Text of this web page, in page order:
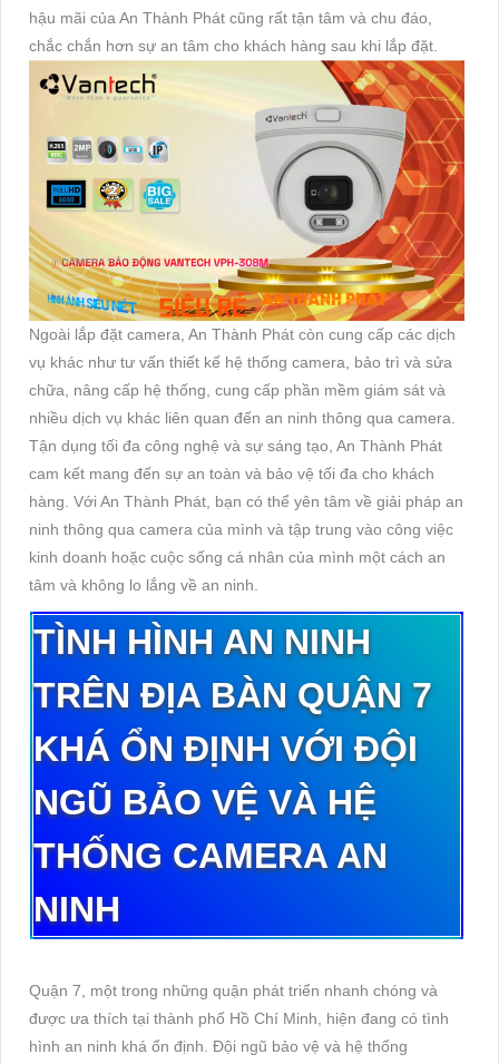
hậu mãi của An Thành Phát cũng rất tận tâm và chu đáo,
chắc chắn hơn sự an tâm cho khách hàng sau khi lắp đặt.
Ngoài lắp đặt camera, An Thành Phát còn cung cấp các dịch
vụ khác như tư vấn thiết kế hệ thống camera, bảo trì và sửa
chữa, nâng cấp hệ thống, cung cấp phần mềm giám sát và
nhiều dịch vụ khác liên quan đến an ninh thông qua camera.
Tận dụng tối đa công nghệ và sự sáng tạo, An Thành Phát
cam kết mang đến sự an toàn và bảo vệ tối đa cho khách
hàng. Với An Thành Phát, bạn có thể yên tâm về giải pháp an
ninh thông qua camera của mình và tập trung vào công việc
kinh doanh hoặc cuộc sống cá nhân của mình một cách an
tâm và không lo lắng về an ninh.
TÌNH HÌNH AN NINH
TRÊN ĐỊA BÀN QUẬN 7
KHÁ ỔN ĐỊNH VỚI ĐỘI
NGŨ BẢO VỆ VÀ HỆ
THỐNG CAMERA AN
NINH
Quận 7, một trong những quận phát triển nhanh chóng và
được ưa thích tại thành phố Hồ Chí Minh, hiện đang có tình
hình an ninh khá ổn định. Đội ngũ bảo vệ và hệ thống